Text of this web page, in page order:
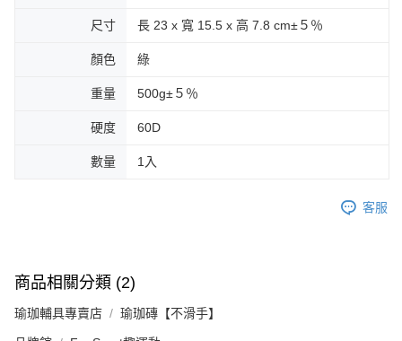
尺寸 長 23 x 寬 15.5 x 高 7.8 cm±５％
顏色 綠
重量 500g±５％
硬度 60D
數量 1入
客服
商品相關分類 (2)
瑜珈輔具專賣店 瑜珈磚【不滑手】